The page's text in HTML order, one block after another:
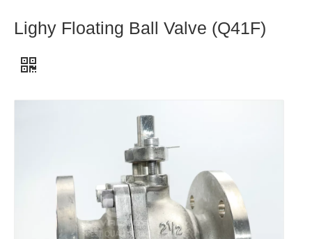
Lighy Floating Ball Valve (Q41F)